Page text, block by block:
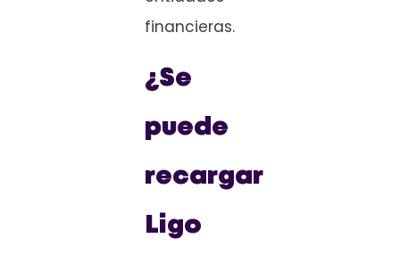
financieras.
¿Se
puede
recargar
Ligo